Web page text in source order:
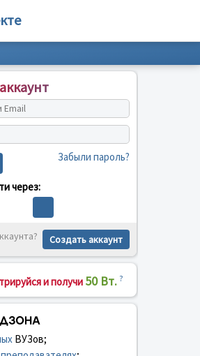
Забыли пароль?
через:
Создать аккаунт
и получи 50 Вт. ?
ВУЗов;